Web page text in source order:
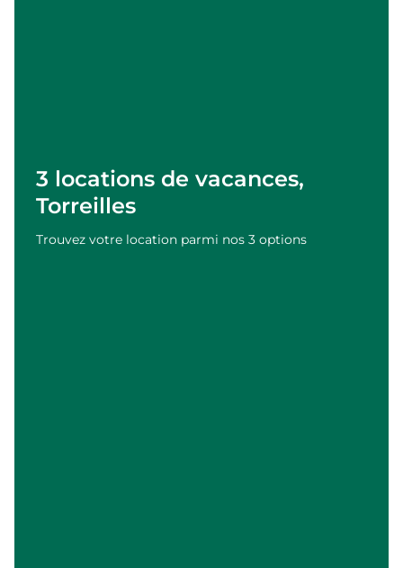
3 locations de vacances,
Torreilles
Trouvez votre location parmi nos 3 options